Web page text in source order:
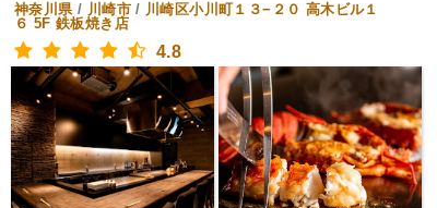
神奈川県/ 川崎市/ 川崎区小川町１３−２０ 高木ビル１
６ 5F 鉄板焼き店
4.8